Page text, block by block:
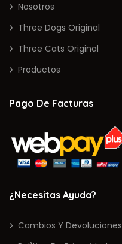
Nosotros
Three Dogs Original
Three Cats Original
Productos
Pago De Facturas
¿Necesitas Ayuda?
Cambios Y Devoluciones